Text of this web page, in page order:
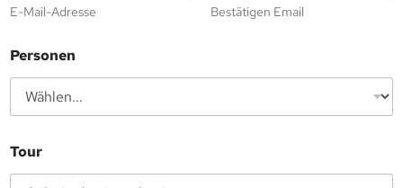
E-Mail-Adresse Bestätigen Email
Personen
Tour